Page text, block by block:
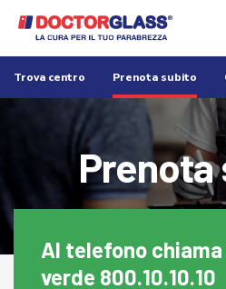
Trova centro Prenota subito
Prenota
Al telefono
verde 800.10.10.10